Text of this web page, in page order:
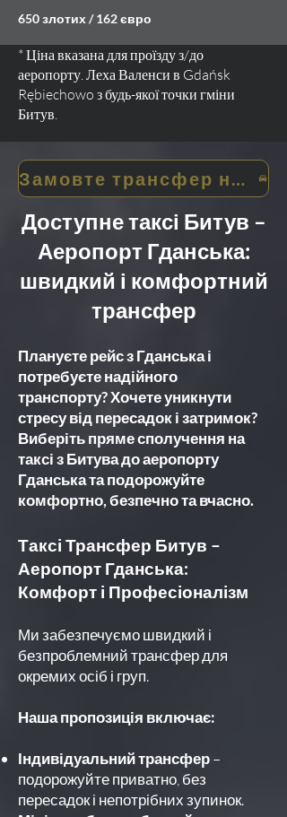
650 злотих / 162 євро
* Ціна вказана для проїзду з/до
аеропорту. Леха Валенси в Gdańsk
Rębiechowo з будь-якої точки гміни
Битув.
Замовте трансфер на таксі
Доступне таксі Битув –
Аеропорт Гданська:
швидкий і комфортний
трансфер
Плануєте рейс з Гданська і
потребуєте надійного
транспорту? Хочете уникнути
стресу від пересадок і затримок?
Виберіть пряме сполучення на
таксі з Битува до аеропорту
Гданська та подорожуйте
комфортно, безпечно та вчасно.
Таксі Трансфер Битув –
Аеропорт Гданська:
Комфорт і Професіоналізм
Ми забезпечуємо швидкий і
безпроблемний трансфер для
окремих осіб і груп.
Наша пропозиція включає:
Індивідуальний трансфер–
подорожуйте приватно, без
пересадок і непотрібних зупинок.